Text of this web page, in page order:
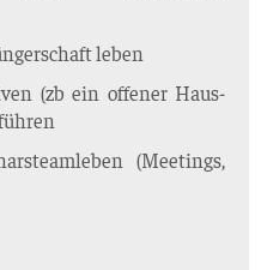
leben
(zb ein offe­ner Haus­
(Mee­tings,